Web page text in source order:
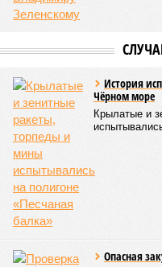
История
Чёрном море
Крылатые и
Опасная